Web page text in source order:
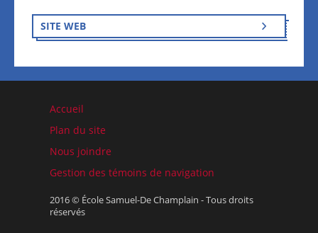
SITE WEB
Accueil
Plan du site
Nous joindre
Gestion des témoins de navigation
2016 © École Samuel-De Champlain - Tous droits
réservés